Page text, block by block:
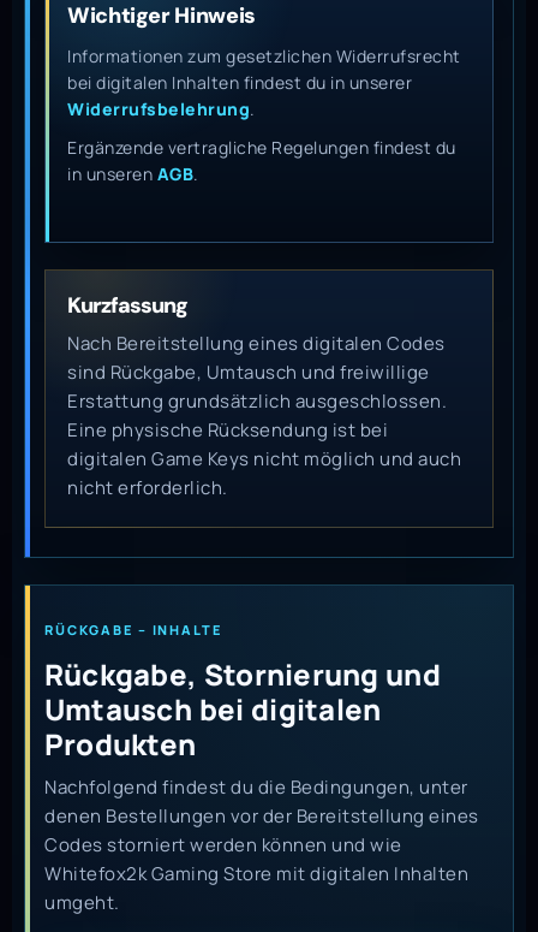
Wichtiger Hinweis
Informationen zum gesetzlichen Widerrufsrecht
bei digitalen Inhalten findest du in unserer
Widerrufsbelehrung.
Ergänzende vertragliche Regelungen findest du
in unseren AGB.
Kurzfassung
Nach Bereitstellung eines digitalen Codes
sind Rückgabe, Umtausch und freiwillige
Erstattung grundsätzlich ausgeschlossen.
Eine physische Rücksendung ist bei
digitalen Game Keys nicht möglich und auch
nicht erforderlich.
RÜCKGABE – INHALTE
Rückgabe, Stornierung und
Umtausch bei digitalen
Produkten
Nachfolgend findest du die Bedingungen, unter
denen Bestellungen vor der Bereitstellung eines
Codes storniert werden können und wie
Whitefox2k Gaming Store mit digitalen Inhalten
umgeht.